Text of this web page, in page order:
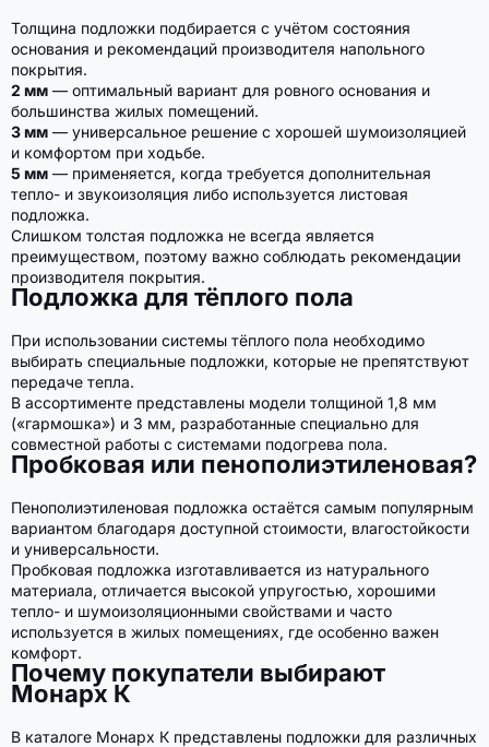
Толщина подложки подбирается с учётом состояния
основания и рекомендаций производителя напольного
покрытия.
2 мм — оптимальный вариант для ровного основания и
большинства жилых помещений.
3 мм — универсальное решение с хорошей шумоизоляцией
и комфортом при ходьбе.
5 мм — применяется, когда требуется дополнительная
тепло- и звукоизоляция либо используется листовая
подложка.
Слишком толстая подложка не всегда является
преимуществом, поэтому важно соблюдать рекомендации
производителя покрытия.
Подложка для тёплого пола
При использовании системы тёплого пола необходимо
выбирать специальные подложки, которые не препятствуют
передаче тепла.
В ассортименте представлены модели толщиной 1,8 мм
(«гармошка») и 3 мм, разработанные специально для
совместной работы с системами подогрева пола.
Пробковая или пенополиэтиленовая?
Пенополиэтиленовая подложка остаётся самым популярным
вариантом благодаря доступной стоимости, влагостойкости
и универсальности.
Пробковая подложка изготавливается из натурального
материала, отличается высокой упругостью, хорошими
тепло- и шумоизоляционными свойствами и часто
используется в жилых помещениях, где особенно важен
комфорт.
Почему покупатели выбирают
Монарх К
В каталоге Монарх К представлены подложки для различных